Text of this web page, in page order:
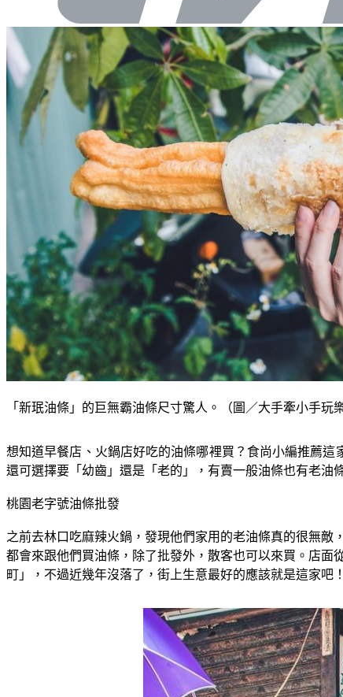
「新珉油條」的巨無霸油條尺寸驚人。（圖／大手牽小手玩
想知道早餐店、火鍋店好吃的油條哪裡買？食尚小編推薦
還可選擇要「幼齒」還是「老的」，有賣一般油條也有老
桃園老字號油條批發
之前去林口吃麻辣火鍋，發現他們家用的老油條真的很無
都會來跟他們買油條，除了批發外，散客也可以來買。店面
町」，不過近幾年沒落了，街上生意最好的應該就是這家吧！